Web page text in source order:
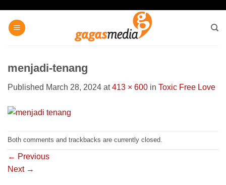
content
menjadi-tenang
Published March 28, 2024 at413 × 600 in Toxic Free Love
Both comments and trackbacks are currently closed.
← Previous
Next →